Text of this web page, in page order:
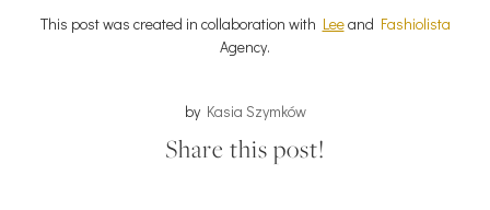
This post was created in collaboration with Leeand Fashiolista
Agency.
by Kasia Szymków
Share this post!